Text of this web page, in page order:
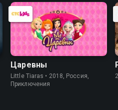
Царевны
Little Tiaras • 2018, Россия,
Приключения